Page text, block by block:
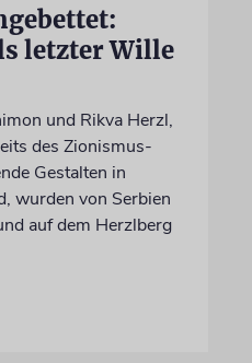
letzter Wille
und Rikva Herzl,
des Zionismus-
Gestalten in
wurden von Serbien
auf dem Herzlberg